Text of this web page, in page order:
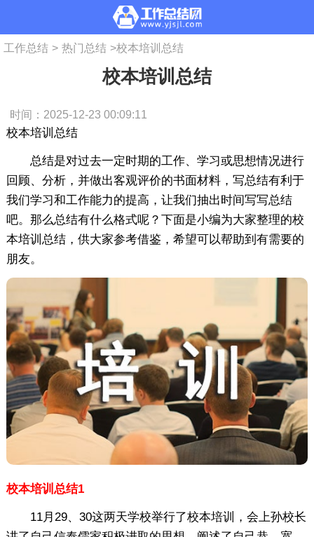
工作总结 > 热门总结 >校本培训总结
校本培训总结
时间：2025-12-23 00:09:11
校本培训总结
总结是对过去一定时期的工作、学习或思想情况进行
回顾、分析，并做出客观评价的书面材料，写总结有利于
我们学习和工作能力的提高，让我们抽出时间写写总结
吧。那么总结有什么格式呢？下面是小编为大家整理的校
本培训总结，供大家参考借鉴，希望可以帮助到有需要的
朋友。
校本培训总结1
11月29、30这两天学校举行了校本培训，会上孙校长